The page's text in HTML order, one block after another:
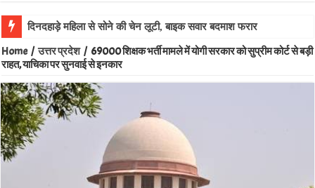
दिनदहाड़े महिला से सोने की चेन लूटी, बाइक सवार बदमाश फरार
Home / उत्तर प्रदेश / 69000 शिक्षक भर्ती मामले में योगी सरकार को सुप्रीम कोर्ट से बड़ी
राहत, याचिका पर सुनवाई से इनकार